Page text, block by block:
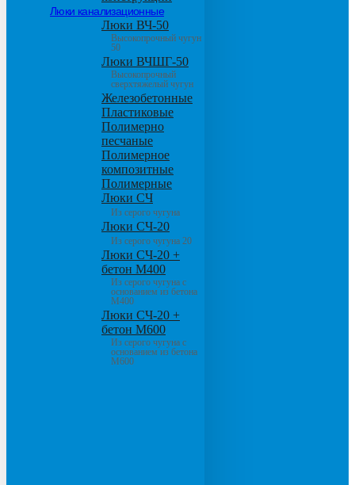
Люки канализационные
Люки ВЧ-50
Высокопрочный чугун
50
Люки ВЧШГ-50
Высокопрочный
сверхтяжелый чугун
Железобетонные
Пластиковые
Полимерно
песчаные
Полимерное
композитные
Полимерные
Люки СЧ
Из серого чугуна
Люки СЧ-20
Из серого чугуна 20
Люки СЧ-20 +
бетон М400
Из серого чугуна с
основанием из бетона
М400
Люки СЧ-20 +
бетон М600
Из серого чугуна с
основанием из бетона
М600